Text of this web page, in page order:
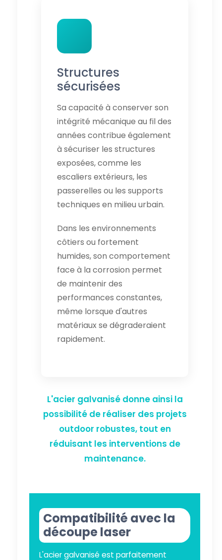
Structures
sécurisées
Sa capacité à conserver son
intégrité mécanique au fil des
années contribue également
à sécuriser les structures
exposées, comme les
escaliers extérieurs, les
passerelles ou les supports
techniques en milieu urbain.
Dans les environnements
côtiers ou fortement
humides, son comportement
face à la corrosion permet
de maintenir des
performances constantes,
même lorsque d'autres
matériaux se dégraderaient
rapidement.
L'acier galvanisé donne ainsi la
possibilité de réaliser des projets
outdoor robustes, tout en
réduisant les interventions de
maintenance.
Compatibilité avec la
découpe laser
L'acier galvanisé est parfaitement